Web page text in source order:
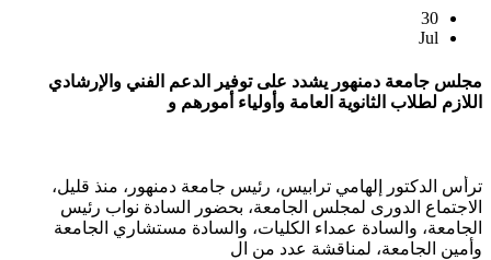
30
Jul
مجلس جامعة دمنهور يشدد على توفير الدعم الفني والإرشادي
اللازم لطلاب الثانوية العامة وأولياء أمورهم و
ترأس الدكتور إلهامي ترابيس، رئيس جامعة دمنهور، منذ قليل،
الاجتماع الدورى لمجلس الجامعة، بحضور السادة نواب رئيس
الجامعة، والسادة عمداء الكليات، والسادة مستشاري الجامعة
وأمين الجامعة، لمناقشة عدد من ال